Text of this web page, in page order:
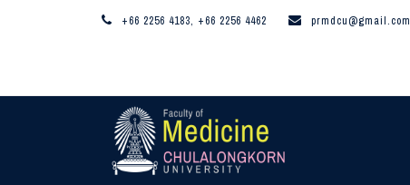
+66 2256 4183, +66 2256 4462 prmdcu@gmail.com